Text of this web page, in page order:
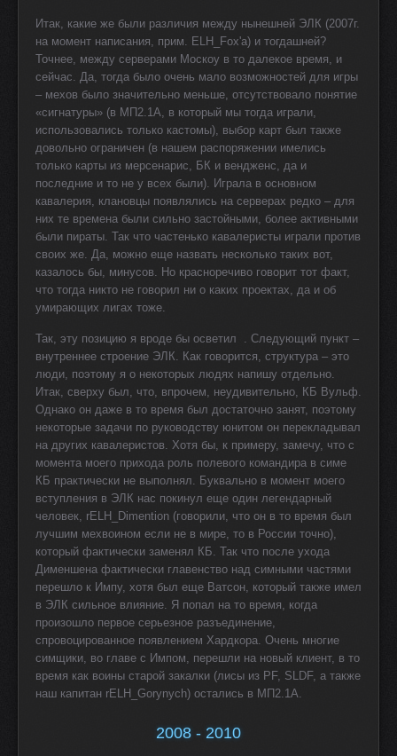
Итак, какие же были различия между нынешней ЭЛК (2007г.
на момент написания, прим. ELH_Fox'а) и тогдашней?
Точнее, между серверами Москоу в то далекое время, и
сейчас. Да, тогда было очень мало возможностей для игры
– мехов было значительно меньше, отсутствовало понятие
«сигнатуры» (в МП2.1А, в который мы тогда играли,
использовались только кастомы), выбор карт был также
довольно ограничен (в нашем распоряжении имелись
только карты из мерсенарис, БК и вендженс, да и
последние и то не у всех были). Играла в основном
кавалерия, клановцы появлялись на серверах редко – для
них те времена были сильно застойными, более активными
были пираты. Так что частенько кавалеристы играли против
своих же. Да, можно еще назвать несколько таких вот,
казалось бы, минусов. Но красноречиво говорит тот факт,
что тогда никто не говорил ни о каких проектах, да и об
умирающих лигах тоже.
Так, эту позицию я вроде бы осветил
. Следующий пункт –
внутреннее строение ЭЛК. Как говорится, структура – это
люди, поэтому я о некоторых людях напишу отдельно.
Итак, сверху был, что, впрочем, неудивительно, КБ Вульф.
Однако он даже в то время был достаточно занят, поэтому
некоторые задачи по руководству юнитом он перекладывал
на других кавалеристов. Хотя бы, к примеру, замечу, что с
момента моего прихода роль полевого командира в симе
КБ практически не выполнял. Буквально в момент моего
вступления в ЭЛК нас покинул еще один легендарный
человек, rELH_Dimention (говорили, что он в то время был
лучшим мехвоином если не в мире, то в России точно),
который фактически заменял КБ. Так что после ухода
Дименшена фактически главенство над симными частями
перешло к Импу, хотя был еще Ватсон, который также имел
в ЭЛК сильное влияние. Я попал на то время, когда
произошло первое серьезное разъединение,
спровоцированное появлением Хардкора. Очень многие
симщики, во главе с Импом, перешли на новый клиент, в то
время как воины старой закалки (лисы из PF, SLDF, а также
наш капитан rELH_Gorynych) остались в МП2.1А.
2008 - 2010